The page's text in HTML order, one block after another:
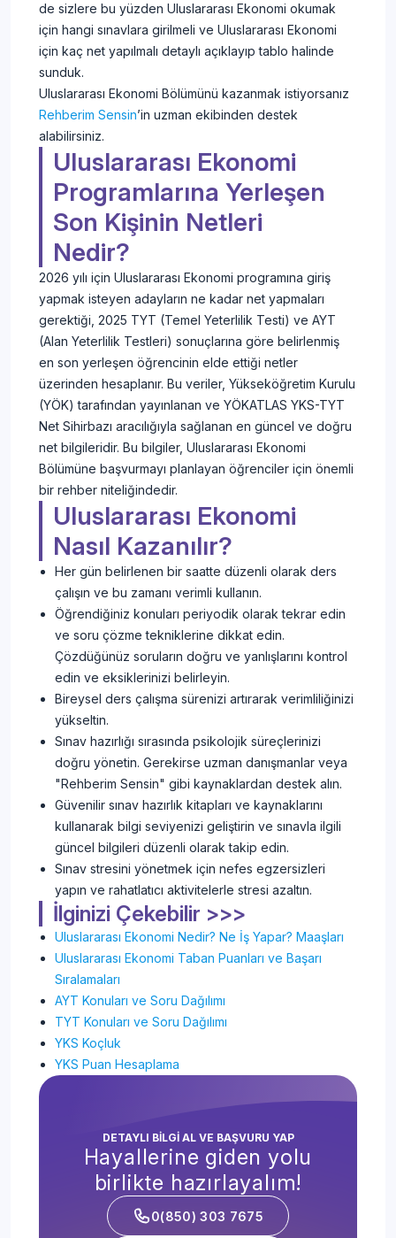
de sizlere bu yüzden Uluslararası Ekonomi okumak
için hangi sınavlara girilmeli ve Uluslararası Ekonomi
için kaç net yapılmalı detaylı açıklayıp tablo halinde
sunduk.
Uluslararası Ekonomi Bölümünü kazanmak istiyorsanız
Rehberim Sensin’in uzman ekibinden destek
alabilirsiniz.
Uluslararası Ekonomi
Programlarına Yerleşen
Son Kişinin Netleri
Nedir?
2026 yılı için Uluslararası Ekonomi programına giriş
yapmak isteyen adayların ne kadar net yapmaları
gerektiği, 2025 TYT (Temel Yeterlilik Testi) ve AYT
(Alan Yeterlilik Testleri) sonuçlarına göre belirlenmiş
en son yerleşen öğrencinin elde ettiği netler
üzerinden hesaplanır. Bu veriler, Yükseköğretim Kurulu
(YÖK) tarafından yayınlanan ve YÖKATLAS YKS-TYT
Net Sihirbazı aracılığıyla sağlanan en güncel ve doğru
net bilgileridir. Bu bilgiler, Uluslararası Ekonomi
Bölümüne başvurmayı planlayan öğrenciler için önemli
bir rehber niteliğindedir.
Uluslararası Ekonomi
Nasıl Kazanılır?
Her gün belirlenen bir saatte düzenli olarak ders
çalışın ve bu zamanı verimli kullanın.
Öğrendiğiniz konuları periyodik olarak tekrar edin
ve soru çözme tekniklerine dikkat edin.
Çözdüğünüz soruların doğru ve yanlışlarını kontrol
edin ve eksiklerinizi belirleyin.
Bireysel ders çalışma sürenizi artırarak verimliliğinizi
yükseltin.
Sınav hazırlığı sırasında psikolojik süreçlerinizi
doğru yönetin. Gerekirse uzman danışmanlar veya
"Rehberim Sensin" gibi kaynaklardan destek alın.
Güvenilir sınav hazırlık kitapları ve kaynaklarını
kullanarak bilgi seviyenizi geliştirin ve sınavla ilgili
güncel bilgileri düzenli olarak takip edin.
Sınav stresini yönetmek için nefes egzersizleri
yapın ve rahatlatıcı aktivitelerle stresi azaltın.
İlginizi Çekebilir >>>
Uluslararası Ekonomi Nedir? Ne İş Yapar? Maaşları
Uluslararası Ekonomi Taban Puanları ve Başarı
Sıralamaları
AYT Konuları ve Soru Dağılımı
TYT Konuları ve Soru Dağılımı
YKS Koçluk
YKS Puan Hesaplama
DETAYLI BİLGİ AL VE BAŞVURU YAP
Hayallerine giden yolu
birlikte hazırlayalım!
0(850) 303 7675